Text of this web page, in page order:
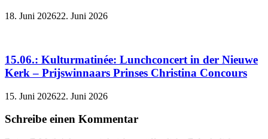
18. Juni 202622. Juni 2026
15.06.: Kulturmatinée: Lunchconcert in der Nieuwe
Kerk – Prijswinnaars Prinses Christina Concours
15. Juni 202622. Juni 2026
Schreibe einen Kommentar